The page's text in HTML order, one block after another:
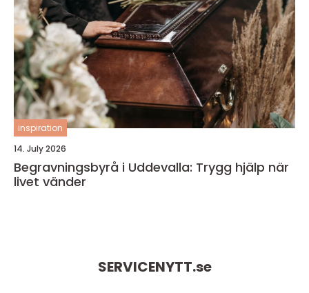
inspiration
14. July 2026
Begravningsbyrå i Uddevalla: Trygg hjälp när
livet vänder
SERVICENYTT.se